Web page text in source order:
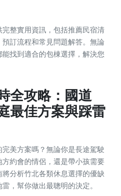
整實用資訊，包括推薦民宿清
訂流程和常見問題解答。無論
找到適合的包棟選擇，解決您
全攻略：國道
最佳方案與踩雷
美方案嗎？無論你是長途駕駛
約會的情侶，還是帶小孩需要
分析竹北各類休息選擇的優缺
，幫你做出最聰明的決定。